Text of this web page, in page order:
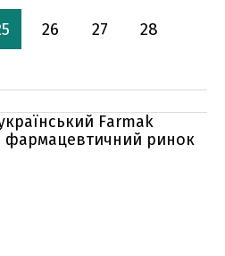
26 27
28
Farmak
фармацевтичний ринок